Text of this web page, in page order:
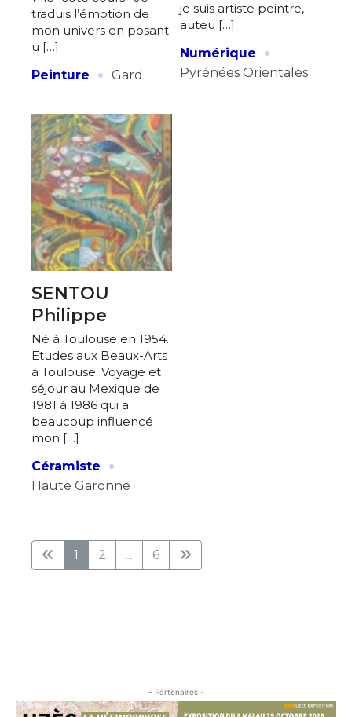
traduis l’émotion de
mon univers en posant
u […]
Peinture
· Gard
je suis artiste peintre,
auteu […]
Numérique
·
Pyrénées Orientales
SENTOU
Philippe
Né à Toulouse en 1954.
Etudes aux Beaux-Arts
à Toulouse. Voyage et
séjour au Mexique de
1981 à 1986 qui a
beaucoup influencé
mon […]
Céramiste
·
Haute Garonne
1 2 ... 6
- Partenaires -